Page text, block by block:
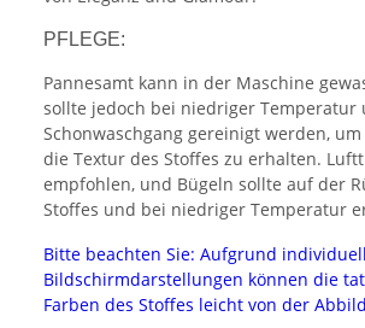
PFLEGE:
Pannesamt kann in der Maschine
sollte jedoch bei niedriger Temperatur
Schonwaschgang gereinigt werden,
die Textur des Stoffes zu erhalten.
empfohlen, und Bügeln sollte auf der
Stoffes und bei niedriger Temperatur
Bitte beachten Sie: Aufgrund
Bildschirmdarstellungen können die
Farben des Stoffes leicht von der